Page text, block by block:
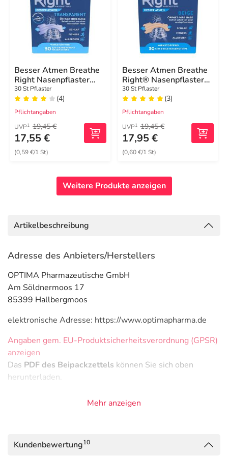
Besser Atmen Breathe
Right Nasenpflaster
normal transparent
30 St Pflaster
(4)
Pflichtangaben
UVP1 19,45 €
17,55 €
(0,59 €/1 St)
Besser Atmen Breathe
Right® Nasenpflaster
normal beige
30 St Pflaster
(3)
Pflichtangaben
UVP1 19,45 €
17,95 €
(0,60 €/1 St)
Weitere Produkte anzeigen
Artikelbeschreibung
Adresse des Anbieters/Herstellers
OPTIMA Pharmazeutische GmbH
Am Söldnermoos 17
85399 Hallbergmoos
elektronische Adresse: https://www.optimapharma.de
Angaben gem. EU-Produktsicherheitsverordnung (GPSR)
anzeigen
Das PDF des Beipackzettels können Sie sich oben
herunterladen.
Mehr anzeigen
Kundenbewertung10